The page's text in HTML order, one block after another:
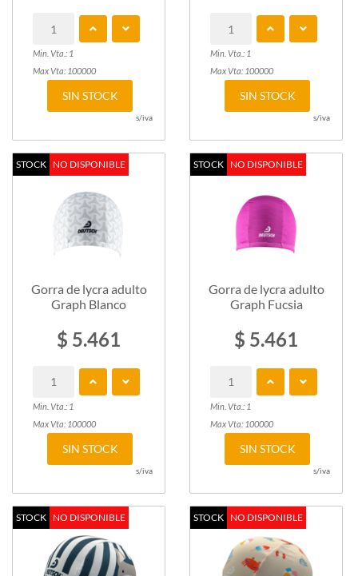
Min. Vta.: 1
Max Vta: 100000
SIN STOCK
s/iva
Min. Vta.: 1
Max Vta: 100000
SIN STOCK
s/iva
STOCK NO DISPONIBLE
Gorra de lycra adulto
Graph Blanco
$ 5.461
Min. Vta.: 1
Max Vta: 100000
SIN STOCK
s/iva
STOCK NO DISPONIBLE
Gorra de lycra adulto
Graph Fucsia
$ 5.461
Min. Vta.: 1
Max Vta: 100000
SIN STOCK
s/iva
STOCK NO DISPONIBLE STOCK NO DISPONIBLE